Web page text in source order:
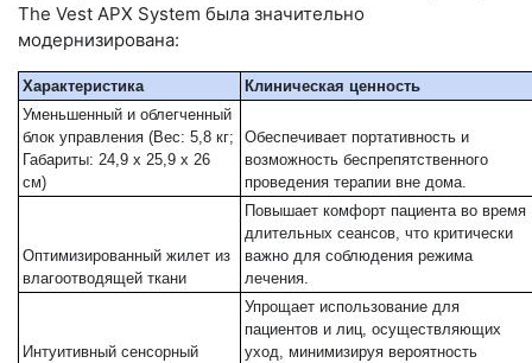
The Vest APX System была значительно
модернизирована:
Характеристика
Клиническая ценность
Уменьшенный и облегченный
блок управления (Вес: 5,8 кг;
Габариты: 24,9 x 25,9 x 26
см)
Обеспечивает портативность и
возможность беспрепятственного
проведения терапии вне дома.
Оптимизированный жилет из
влагоотводящей ткани
Повышает комфорт пациента во время
длительных сеансов, что критически
важно для соблюдения режима
лечения.
Интуитивный сенсорный
Упрощает использование для
пациентов и лиц, осуществляющих
уход, минимизируя вероятность